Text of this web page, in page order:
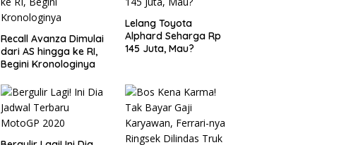
Recall Avanza Dimulai
dari AS hingga ke RI,
Begini Kronologinya
Lelang Toyota
Alphard Seharga Rp
145 Juta, Mau?